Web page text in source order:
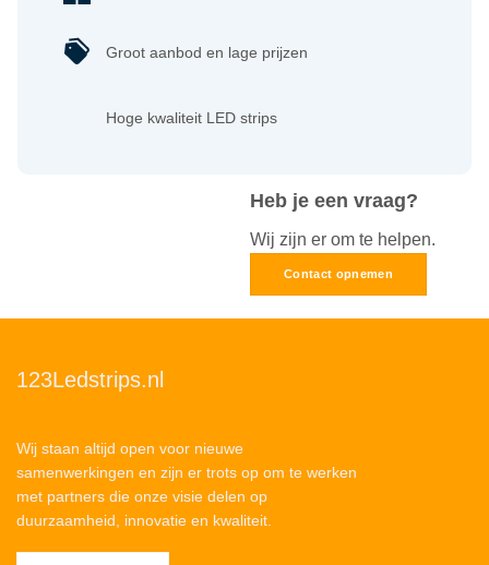
Heb je een vraag?
Wij zijn er om te helpen.
Contact opnemen
Groot aanbod en lage prijzen
Hoge kwaliteit LED strips
123Ledstrips.nl
Wij staan altijd open voor nieuwe
samenwerkingen en zijn er trots op om te werken
met partners die onze visie delen op
duurzaamheid, innovatie en kwaliteit.